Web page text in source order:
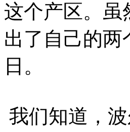
这个产区。虽
出了自己的两
日。
我们知道，